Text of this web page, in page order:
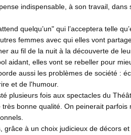
indispensable, à son travail, dans
quelqu’un" qui l’acceptera telle
femmes avec qui elles vont
au fil de la nuit à la découverte de
aidant, elles vont se rebeller pour
aussi les problèmes de société :
et de l'humour.
plusieurs fois aux spectacles du
très bonne qualité. On peinerait
grâce à un choix judicieux de décors